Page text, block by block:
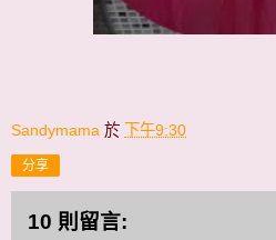
Sandymama 於 下午9:30
分享
10 則留言: